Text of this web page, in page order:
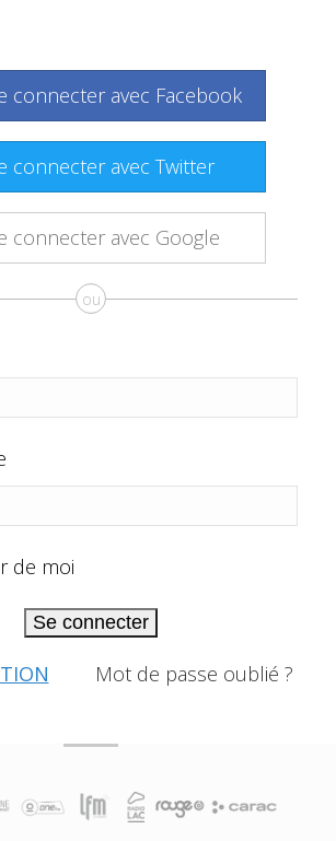
connecter avec Facebook
connecter avec Twitter
connecter avec Google
ou
de moi
Se connecter
Mot de passe oublié ?